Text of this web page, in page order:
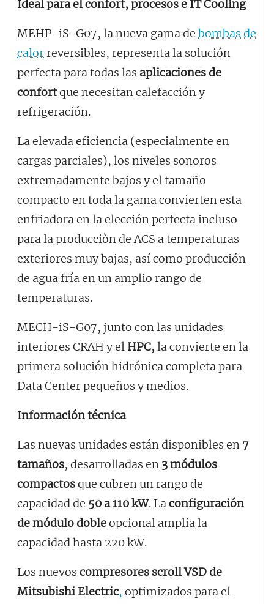
Ideal para el confort, procesos e IT Cooling
MEHP-iS-G07, la nueva gama de bombas de
calorreversibles, representa la solución
perfecta para todas las aplicaciones de
confortque necesitan calefacción y
refrigeración.
La elevada eficiencia (especialmente en
cargas parciales), los niveles sonoros
extremadamente bajos y el tamaño
compacto en toda la gama convierten esta
enfriadora en la elección perfecta incluso
para la producciòn de ACS a temperaturas
exteriores muy bajas, así como producción
de agua fría en un amplio rango de
temperaturas.
MECH-iS-G07, junto con las unidades
interiores CRAH y el HPC, la convierte en la
primera solución hidrónica completa para
Data Center pequeños y medios.
Información técnica
Las nuevas unidades están disponibles en 7
tamaños, desarrolladas en 3 módulos
compactosque cubren un rango de
capacidad de 50 a 110 kW. Laconfiguración
de módulo dobleopcional amplía la
capacidad hasta 220 kW.
Los nuevos compresores scroll VSD de
Mitsubishi Electric, optimizados para el